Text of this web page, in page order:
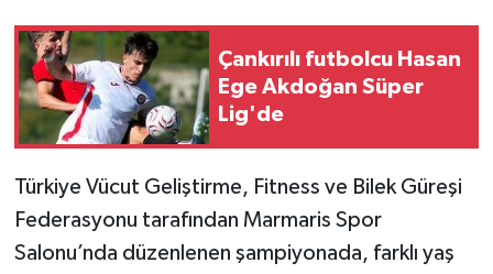
Çankırılı futbolcu Hasan
Ege Akdoğan Süper
Lig'de
Türkiye Vücut Geliştirme, Fitness ve Bilek Güreşi
Federasyonu tarafından Marmaris Spor
Salonu’nda düzenlenen şampiyonada, farklı yaş